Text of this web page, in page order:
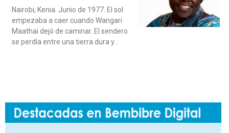
Nairobi, Kenia. Junio de 1977. El sol
empezaba a caer cuando Wangari
Maathai dejó de caminar. El sendero
se perdía entre una tierra dura y…